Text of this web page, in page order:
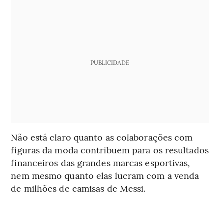
PUBLICIDADE
Não está claro quanto as colaborações com
figuras da moda contribuem para os resultados
financeiros das grandes marcas esportivas,
nem mesmo quanto elas lucram com a venda
de milhões de camisas de Messi.